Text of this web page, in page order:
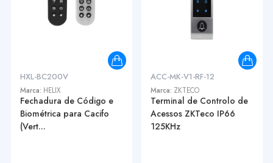
HXL-BC200V
Marca: HELIX
Fechadura de Código e
Biométrica para Cacifo
(Vert...
ACC-MK-V1-RF-12
Marca: ZKTECO
Terminal de Controlo de
Acessos ZKTeco IP66
125KHz